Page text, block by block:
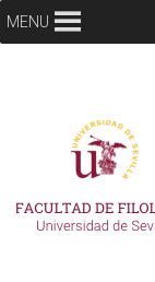
MENU